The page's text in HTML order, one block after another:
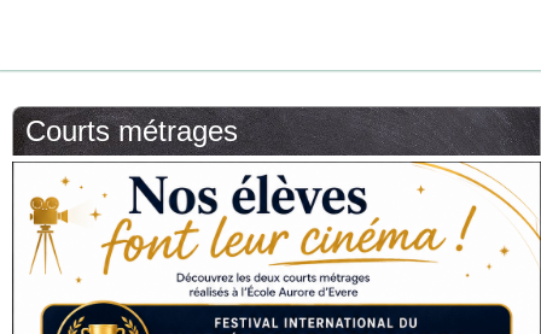
Courts métrages